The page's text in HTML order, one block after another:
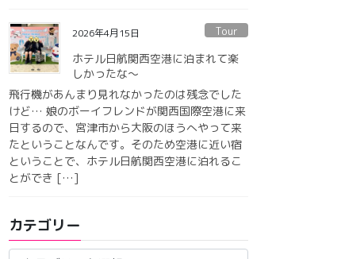
2026年4月15日 Tour
ホテル日航関西空港に泊まれて楽
しかったな〜
飛行機があんまり見れなかったのは残念でした
けど… 娘のボーイフレンドが関西国際空港に来
日するので、宮津市から大阪のほうへやって来
たということなんです。そのため空港に近い宿
ということで、ホテル日航関西空港に泊れるこ
とができ […]
カテゴリー